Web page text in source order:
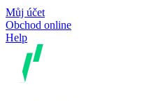
Můj účet
Obchod online
Help